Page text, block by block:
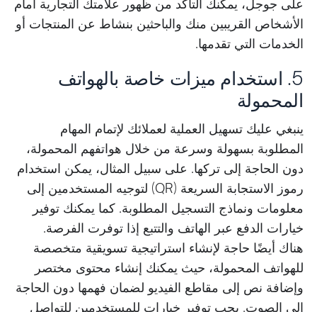
على جوجل، يمكنك التأكد من ظهور علامتك التجارية أمام
الأشخاص القريبين منك والباحثين بنشاط عن المنتجات أو
الخدمات التي تقدمها.
5. استخدام ميزات خاصة بالهواتف
المحمولة
ينبغي عليك تسهيل العملية لعملائك لإتمام المهام
المطلوبة بسهولة وسرعة من خلال هواتفهم المحمولة،
دون الحاجة إلى تركها. على سبيل المثال، يمكن استخدام
رموز الاستجابة السريعة (QR) لتوجيه المستخدمين إلى
معلومات ونماذج التسجيل المطلوبة. كما يمكنك توفير
خيارات الدفع عبر الهاتف والتتبع إذا توفرت الفرصة.
هناك أيضًا حاجة لإنشاء استراتيجية تسويقية متخصصة
للهواتف المحمولة، حيث يمكنك إنشاء محتوى مختصر
وإضافة نص إلى مقاطع الفيديو لضمان فهمها دون الحاجة
إلى الصوت. يجب توفير خيارات للمستخدمين للتواصل